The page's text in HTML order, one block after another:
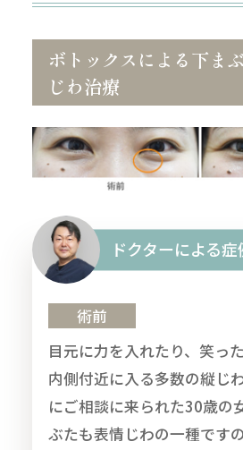
ボトックスによる下ま
じわ治療
ドクターによる
術前
目元に力を入れたり、笑っ
内側付近に入る多数の縦じ
にご相談に来られた30歳の
ぶたも表情じわの一種です